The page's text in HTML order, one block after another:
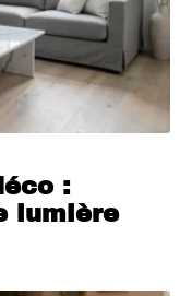
:
lumière